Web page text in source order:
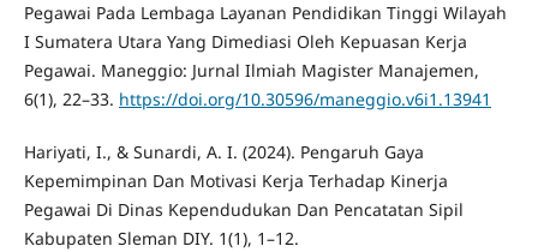
Pegawai Pada Lembaga Layanan Pendidikan Tinggi Wilayah
I Sumatera Utara Yang Dimediasi Oleh Kepuasan Kerja
Pegawai. Maneggio: Jurnal Ilmiah Magister Manajemen,
6(1), 22–33. https://doi.org/10.30596/maneggio.v6i1.13941
Hariyati, I., & Sunardi, A. I. (2024). Pengaruh Gaya
Kepemimpinan Dan Motivasi Kerja Terhadap Kinerja
Pegawai Di Dinas Kependudukan Dan Pencatatan Sipil
Kabupaten Sleman DIY. 1(1), 1–12.